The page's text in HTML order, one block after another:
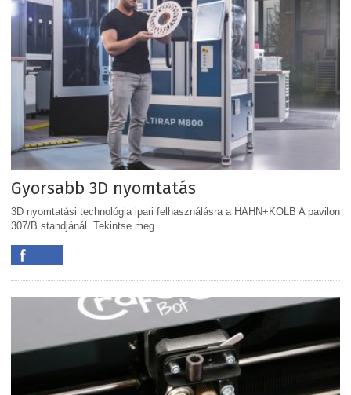
Gyorsabb 3D nyomtatás
3D nyomtatási technológia ipari felhasználásra a HAHN+KOLB A pavilon
307/B standjánál. Tekintse meg...